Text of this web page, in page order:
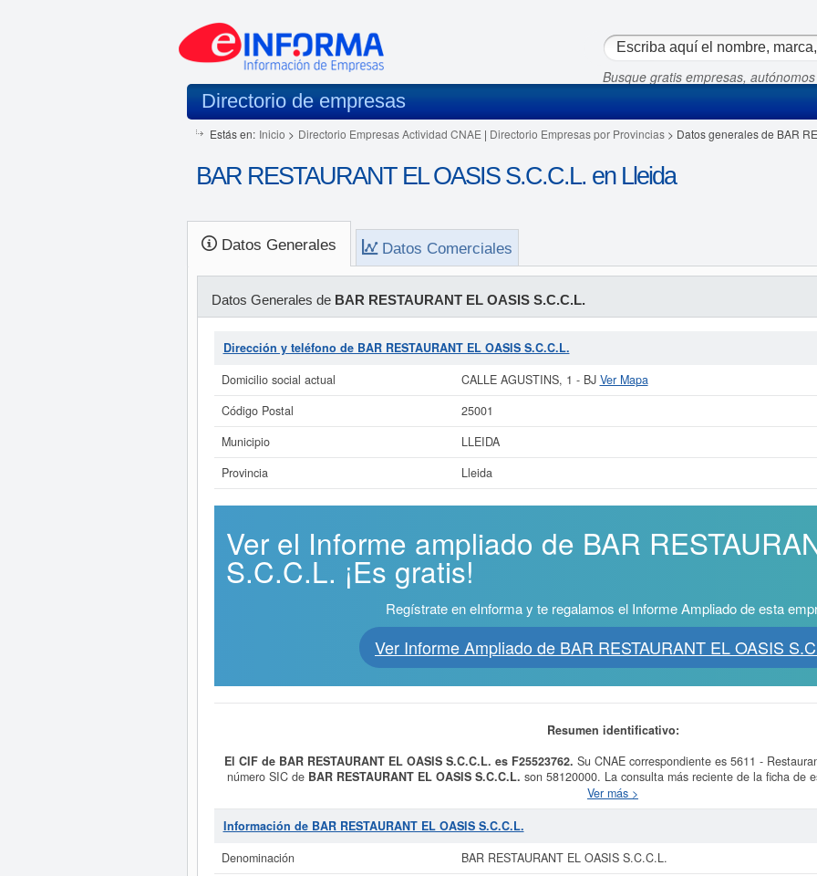
Busque gratis empresas,
Directorio de empresas
Estás en: Inicio > Directorio Empresas Actividad CNAE | Directorio Empresas por Provincias> Datos generales de BAR
BAR RESTAURANT EL OASIS S.C.C.L. en Lleida
Datos Generales Datos Comerciales
Datos Generales de BAR RESTAURANT EL OASIS S.C.C.L.
Dirección y teléfono de BAR RESTAURANT EL OASIS S.C.C.L.
Domicilio social actual
CALLE AGUSTINS, 1 - BJ Ver Mapa
Código Postal
25001
Municipio
LLEIDA
Provincia
Lleida
Ver el Informe ampliado de BAR
S.C.C.L. ¡Es gratis!
Regístrate en eInforma y te regalamos el Informe Ampliado de esta
Ver Informe Ampliado de BAR RESTAURANT EL OASIS
Resumen identificativo:
El CIF de BAR RESTAURANT EL OASIS S.C.C.L. es F25523762. Su CNAE correspondiente es 5611 -
número SIC de BAR RESTAURANT EL OASIS S.C.C.L. son 58120000. La consulta más reciente de la ficha de
Acumula un total de 31 consultas. Esta empresa y las similares de su sector pueden pedir algunas
hacer la consulta en esta página.
Si está interesado en conocer más datos de la empresa BAR RESTAURANT EL OASIS S.C.C.L. puede
ampliado
de BAR RESTAURANT EL OASIS S.C.C.L. y consultar los resultados de sus años de actividad, así
resultados disponibles.
Ver más >
Información de BAR RESTAURANT EL OASIS S.C.C.L.
Denominación
BAR RESTAURANT EL OASIS S.C.C.L.